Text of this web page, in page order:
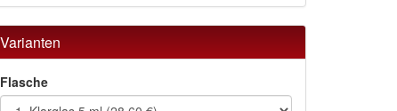
Varianten
Flasche